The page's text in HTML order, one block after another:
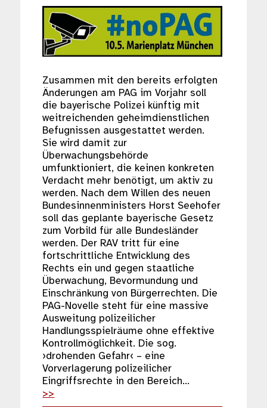
Zusammen mit den bereits erfolgten
Änderungen am PAG im Vorjahr soll
die bayerische Polizei künftig mit
weitreichenden geheimdienstlichen
Befugnissen ausgestattet werden.
Sie wird damit zur
Überwachungsbehörde
umfunktioniert, die keinen konkreten
Verdacht mehr benötigt, um aktiv zu
werden. Nach dem Willen des neuen
Bundesinnenministers Horst Seehofer
soll das geplante bayerische Gesetz
zum Vorbild für alle Bundesländer
werden. Der RAV tritt für eine
fortschrittliche Entwicklung des
Rechts ein und gegen staatliche
Überwachung, Bevormundung und
Einschränkung von Bürgerrechten. Die
PAG-Novelle steht für eine massive
Ausweitung polizeilicher
Handlungsspielräume ohne effektive
Kontrollmöglichkeit. Die sog.
›drohenden Gefahr‹ – eine
Vorverlagerung polizeilicher
Eingriffsrechte in den Bereich…
>>